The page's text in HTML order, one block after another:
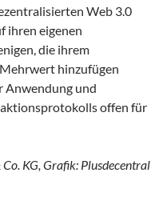
Web 3.0
ihren eigenen
die ihrem
hinzufügen
Anwendung und
offen für
KG, Grafik: Plusdecentral